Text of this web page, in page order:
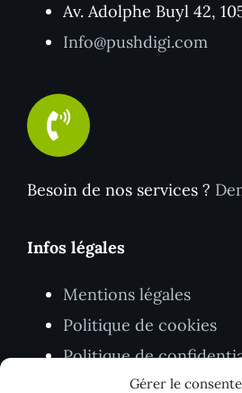
Gérer le
Av. Adolphe Buyl 42,
Info@pushdigi.com
Besoin de nos services ?
Infos légales
Mentions légales
Politique de cookies
Politique de